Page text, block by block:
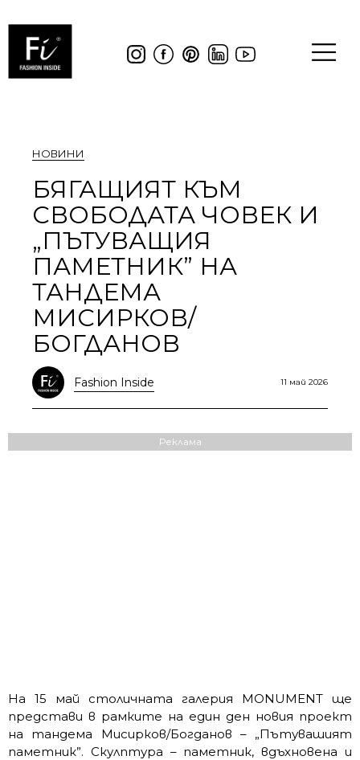
НОВИНИ
БЯГАЩИЯТ КЪМ
СВОБОДАТА ЧОВЕК И
„ПЪТУВАЩИЯ
ПАМЕТНИК” НА
ТАНДЕМА
МИСИРКОВ/
БОГДАНОВ
Fashion Inside 11 май 2026
Реклама
На 15 май столичната галерия MONUMENT ще
представи в рамките на един ден новия проект
на тандема Мисирков/Богданов – „Пътувашият
паметник”. Скулптура – паметник, вдъхновена и